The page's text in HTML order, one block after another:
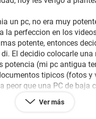
un pc, no era muy
la perfeccion en los
potente, entonces
El decidio colocarle
potencia (mi pc antigua
tipicos (fotos y
peor que una PC de baja
archivos inutiles,
Ver más